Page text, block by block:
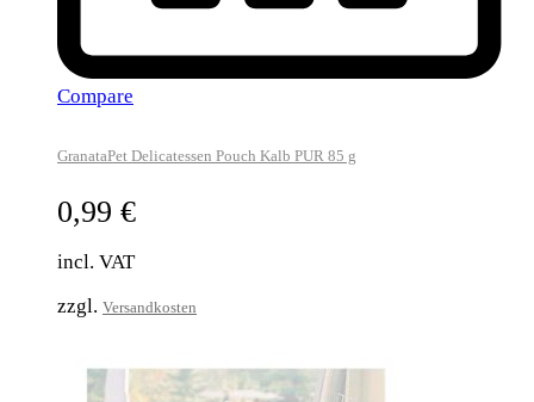
Compare
GranataPet Delicatessen Pouch Kalb PUR 85 g
0,99 €
incl. VAT
zzgl. Versandkosten